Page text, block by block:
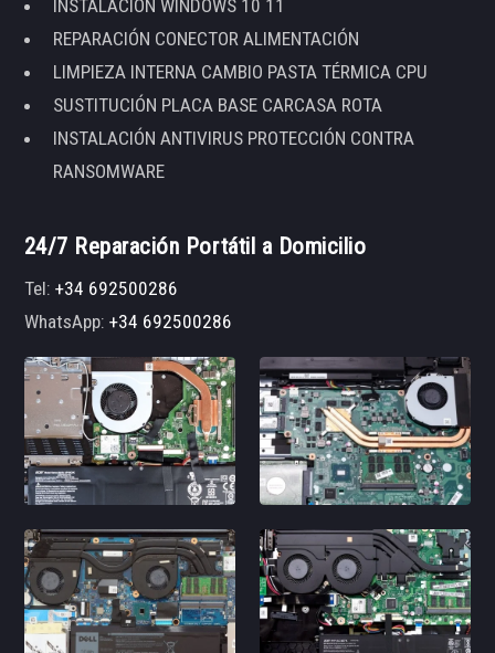
INSTALACIÓN WINDOWS 10 11
REPARACIÓN CONECTOR ALIMENTACIÓN
LIMPIEZA INTERNA CAMBIO PASTA TÉRMICA CPU
SUSTITUCIÓN PLACA BASE CARCASA ROTA
INSTALACIÓN ANTIVIRUS PROTECCIÓN CONTRA
RANSOMWARE
24/7 Reparación Portátil a Domicilio
Tel:+34 692500286
WhatsApp:+34 692500286